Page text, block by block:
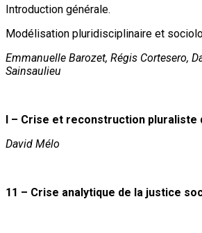
Introduction générale.
Modélisation pluridisciplinaire et
Emmanuelle Barozet, Régis Cortesero,
Sainsaulieu
I – Crise et reconstruction pluraliste
David Mélo
11 – Crise analytique de la justice